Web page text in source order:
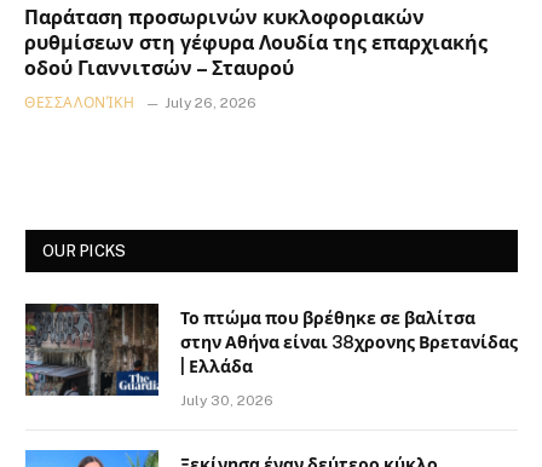
Παράταση προσωρινών κυκλοφοριακών
ρυθμίσεων στη γέφυρα Λουδία της επαρχιακής
οδού Γιαννιτσών – Σταυρού
ΘΕΣΣΑΛΟΝΊΚΗ July 26, 2026
OUR PICKS
Το πτώμα που βρέθηκε σε βαλίτσα
στην Αθήνα είναι 38χρονης Βρετανίδας
| Ελλάδα
July 30, 2026